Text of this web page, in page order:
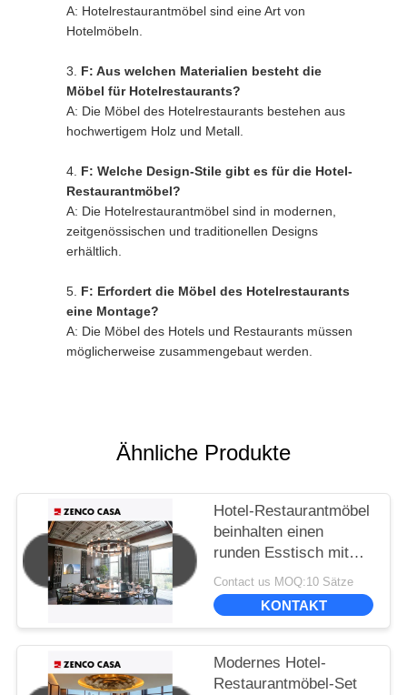
A: Hotelrestaurantmöbel sind eine Art von
Hotelmöbeln.
F: Aus welchen Materialien besteht die
Möbel für Hotelrestaurants?
A: Die Möbel des Hotelrestaurants bestehen aus
hochwertigem Holz und Metall.
F: Welche Design-Stile gibt es für die Hotel-
Restaurantmöbel?
A: Die Hotelrestaurantmöbel sind in modernen,
zeitgenössischen und traditionellen Designs
erhältlich.
F: Erfordert die Möbel des Hotelrestaurants
eine Montage?
A: Die Möbel des Hotels und Restaurants müssen
möglicherweise zusammengebaut werden.
Ähnliche Produkte
Hotel-Restaurantmöbel
beinhalten einen
runden Esstisch mit
Drehtisch und
passenden Esstühlen
Contact us MOQ:10 Sätze
KONTAKT
Modernes Hotel-
Restaurantmöbel-Set